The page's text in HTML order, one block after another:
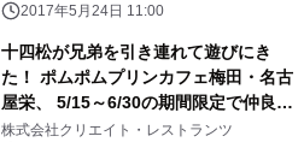
2017年5月24日 11:00
十四松が兄弟を引き連れて遊びにき
た！ ポムポムプリンカフェ梅田・名古
屋栄、 5/15～6/30の期間限定で仲良し
コラボメニューやグッズを販売
株式会社クリエイト・レストランツ